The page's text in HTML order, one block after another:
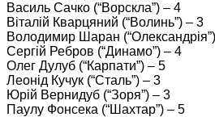
Василь Сачко (“Ворскла”) – 4
Віталій Кварцяний (“Волинь”) – 3
Володимир Шаран
Сергій Ребров (“Динамо”) – 4
Олег Дулуб (“Карпати”) – 5
Леонід Кучук (“Сталь”) – 3
Юрій Вернидуб (“Зоря”) – 3
Паулу Фонсека (“Шахтар”) – 5